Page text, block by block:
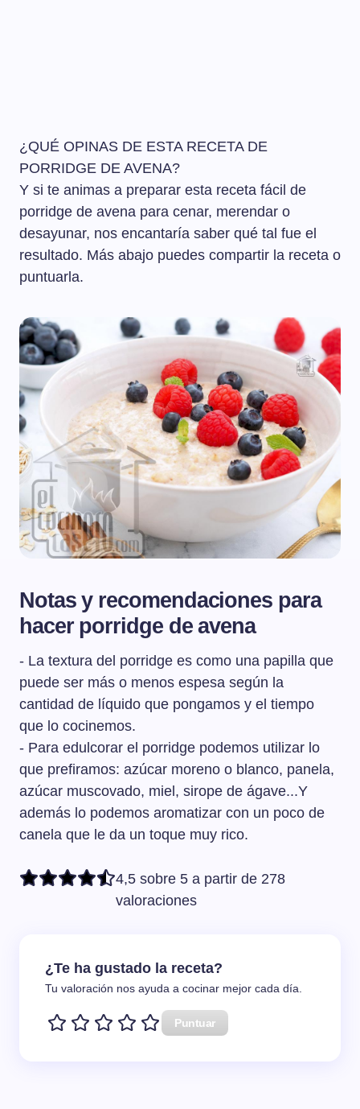
¿QUÉ OPINAS DE ESTA RECETA DE
PORRIDGE DE AVENA?
Y si te animas a preparar esta receta fácil de
porridge de avena para cenar, merendar o
desayunar, nos encantaría saber qué tal fue el
resultado. Más abajo puedes compartir la receta o
puntuarla.
Notas y recomendaciones para
hacer porridge de avena
- La textura del porridge es como una papilla que
puede ser más o menos espesa según la
cantidad de líquido que pongamos y el tiempo
que lo cocinemos.
- Para edulcorar el porridge podemos utilizar lo
que prefiramos: azúcar moreno o blanco, panela,
azúcar muscovado, miel, sirope de ágave...Y
además lo podemos aromatizar con un poco de
canela que le da un toque muy rico.
4,5 sobre 5 a partir de 278
valoraciones
¿Te ha gustado la receta?
Tu valoración nos ayuda a cocinar mejor cada día.
Puntuar